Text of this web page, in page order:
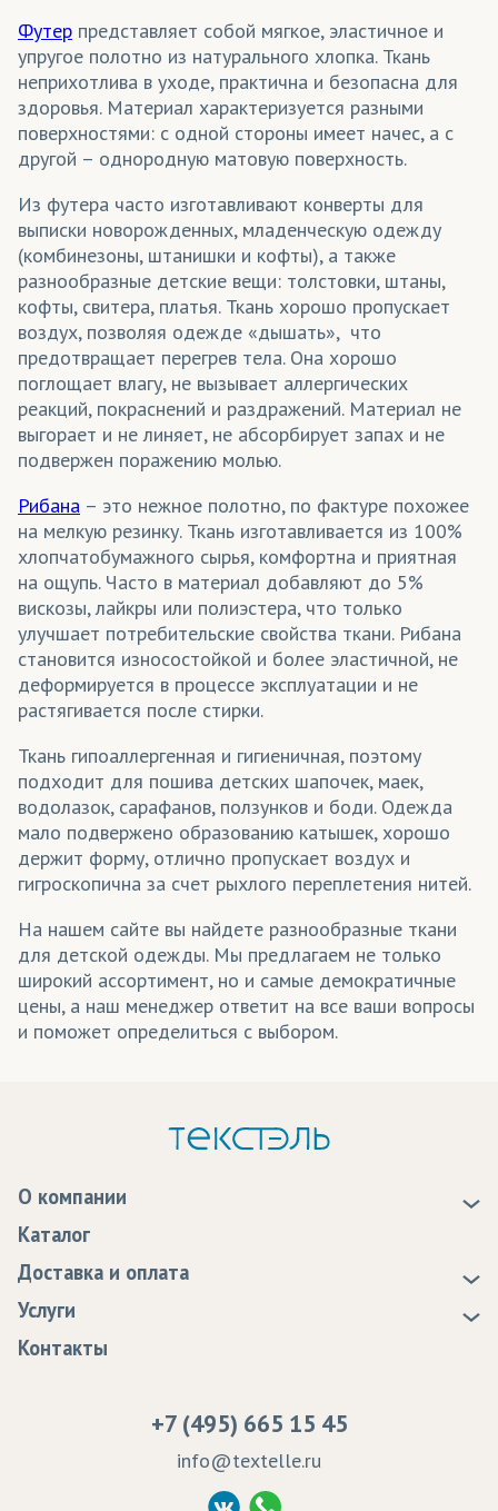
Футер представляет собой мягкое, эластичное и
упругое полотно из натурального хлопка. Ткань
неприхотлива в уходе, практична и безопасна для
здоровья. Материал характеризуется разными
поверхностями: с одной стороны имеет начес, а с
другой – однородную матовую поверхность.
Из футера часто изготавливают конверты для
выписки новорожденных, младенческую одежду
(комбинезоны, штанишки и кофты), а также
разнообразные детские вещи: толстовки, штаны,
кофты, свитера, платья. Ткань хорошо пропускает
воздух, позволяя одежде «дышать», что
предотвращает перегрев тела. Она хорошо
поглощает влагу, не вызывает аллергических
реакций, покраснений и раздражений. Материал не
выгорает и не линяет, не абсорбирует запах и не
подвержен поражению молью.
Рибана – это нежное полотно, по фактуре похожее
на мелкую резинку. Ткань изготавливается из 100%
хлопчатобумажного сырья, комфортна и приятная
на ощупь. Часто в материал добавляют до 5%
вискозы, лайкры или полиэстера, что только
улучшает потребительские свойства ткани. Рибана
становится износостойкой и более эластичной, не
деформируется в процессе эксплуатации и не
растягивается после стирки.
Ткань гипоаллергенная и гигиеничная, поэтому
подходит для пошива детских шапочек, маек,
водолазок, сарафанов, ползунков и боди. Одежда
мало подвержено образованию катышек, хорошо
держит форму, отлично пропускает воздух и
гигроскопична за счет рыхлого переплетения нитей.
На нашем сайте вы найдете разнообразные ткани
для детской одежды. Мы предлагаем не только
широкий ассортимент, но и самые демократичные
цены, а наш менеджер ответит на все ваши вопросы
и поможет определиться с выбором.
О компании
Статьи
Программа лояльности
Сертификаты качества
Судебные решения
Политика Конфиденциальности
Каталог
Доставка и оплата
Доставка
Оплата
Услуги
Образцы
Контакты
+7 (495) 665 15 45
info@textelle.ru